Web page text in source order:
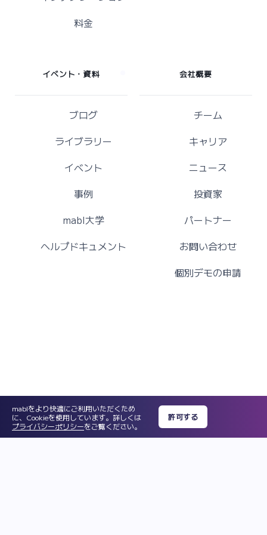
mablをより快適にご利用いただくため
に、Cookieを使用しています。詳しくは
プライバシーポリシーをご覧ください。
許可する
料金
イベント・資料
ブログ
ライブラリー
イベント
事例
mabl大学
ヘルプドキュメント
会社概要
チーム
キャリア
ニュース
投資家
パートナー
お問い合わせ
個別デモの申請